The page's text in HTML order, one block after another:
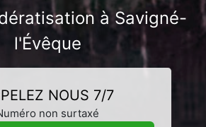
à Savigné-
l'Évêque
NOUS 7/7
non surtaxé